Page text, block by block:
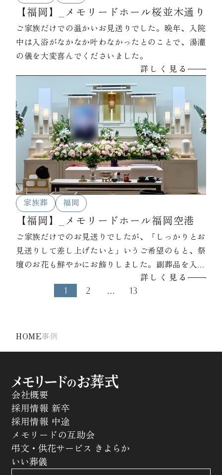
【福岡】_メモリードホール桜並木通り
ご家族だけでの温かいお見送りでした。晩年、入院
中は入浴がなかなか叶わなかったとのことで、湯灌
の儀を大変喜んでくださいました。
詳しく見る
家族葬 福岡
【福岡】_メモリードホール福岡空港
ご家族だけでのお見送りでしたが、「しっかりとお
見送りして差し上げたいと」いうご希望のもと、祭
壇のお花も鮮やかにお飾りしました。副葬品を入れ
る専用の箱の中に想い出の品を皆さまで手向けてい
ただきました。
詳しく見る
1 2 … 13
HOME事例
会社概要
採用情報 新卒
採用情報 中途
メモリードの互助会
弔文・供花サービス きよらか
いい葬儀